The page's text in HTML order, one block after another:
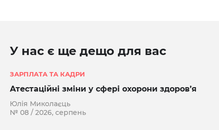
У нас є ще дещо для вас
ЗАРПЛАТА ТА КАДРИ
Атестаційні зміни у сфері охорони здоров’я
Юлія Миколаєць
№ 08 / 2026, серпень